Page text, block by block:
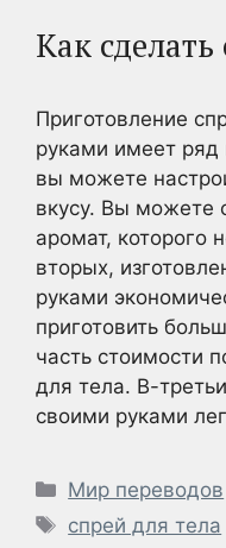
Как
Приготовление
руками имеет
вы можете
вкусу. Вы можете
аромат, которого
вторых,
руками
приготовить
часть стоимости
для тела. В-
своими руками
Рубрики
Мир переводов
Метки
спрей для тела